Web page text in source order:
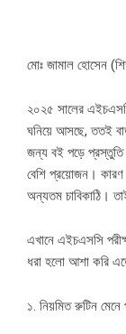
মোঃ জামাল হোসেন
২০২৫ সালের
ঘনিয়ে আসছে, ততই
জন্য বই পড়ে প্রস্তুতি
বেশি প্রয়োজন। কারণ
অন্যতম চাবিকাঠি।
এখানে এইচএসসি
ধরা হলো আশা করি
১. নিয়মিত রুটিন